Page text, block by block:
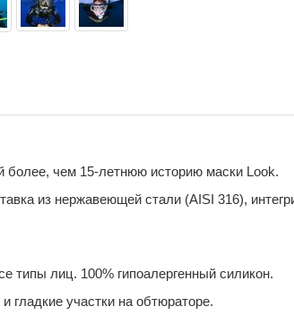
чем 15-летнюю историю маски Look.
из нержавеющей стали (AISI 316),
типы лиц. 100% гипоалергенный силикон.
гладкие участки на обтюраторе.